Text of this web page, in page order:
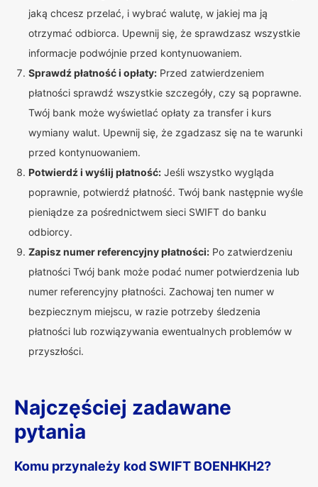
jaką chcesz przelać, i wybrać walutę, w jakiej ma ją
otrzymać odbiorca. Upewnij się, że sprawdzasz wszystkie
informacje podwójnie przed kontynuowaniem.
Sprawdź płatność i opłaty: Przed zatwierdzeniem
płatności sprawdź wszystkie szczegóły, czy są poprawne.
Twój bank może wyświetlać opłaty za transfer i kurs
wymiany walut. Upewnij się, że zgadzasz się na te warunki
przed kontynuowaniem.
Potwierdź i wyślij płatność: Jeśli wszystko wygląda
poprawnie, potwierdź płatność. Twój bank następnie wyśle
pieniądze za pośrednictwem sieci SWIFT do banku
odbiorcy.
Zapisz numer referencyjny płatności: Po zatwierdzeniu
płatności Twój bank może podać numer potwierdzenia lub
numer referencyjny płatności. Zachowaj ten numer w
bezpiecznym miejscu, w razie potrzeby śledzenia
płatności lub rozwiązywania ewentualnych problemów w
przyszłości.
Najczęściej zadawane
pytania
Komu przynależy kod SWIFT BOENHKH2?